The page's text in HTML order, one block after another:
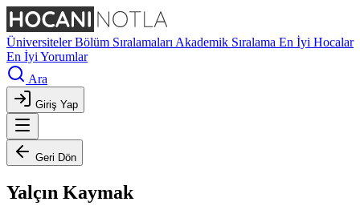
ÜniversitelerBölüm Sıralamaları Akademik Sıralama En İyi Hocalar
En İyi Yorumlar
Ara
Giriş Yap
Geri Dön
Yalçın Kaymak